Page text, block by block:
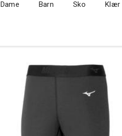
Dame Barn Sko Klær